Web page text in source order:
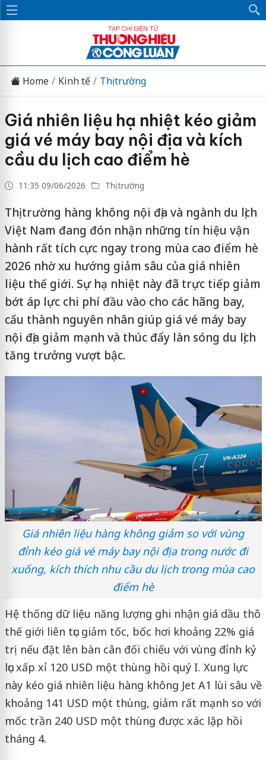
Home Kinh tế Thị trường
Giá nhiên liệu hạ nhiệt kéo giảm
giá vé máy bay nội địa và kích
cầu du lịch cao điểm hè
11:35 09/06/2026 Thị trường
Thị trường hàng không nội địa và ngành du lịch
Việt Nam đang đón nhận những tín hiệu vận
hành rất tích cực ngay trong mùa cao điểm hè
2026 nhờ xu hướng giảm sâu của giá nhiên
liệu thế giới. Sự hạ nhiệt này đã trực tiếp giảm
bớt áp lực chi phí đầu vào cho các hãng bay,
cấu thành nguyên nhân giúp giá vé máy bay
nội địa giảm mạnh và thúc đẩy làn sóng du lịch
tăng trưởng vượt bậc.
Giá nhiên liệu hàng không giảm so với vùng
đỉnh kéo giá vé máy bay nội địa trong nước đi
xuống, kích thích nhu cầu du lịch trong mùa cao
điểm hè
Hệ thống dữ liệu năng lượng ghi nhận giá dầu thô
thế giới liên tục giảm tốc, bốc hơi khoảng 22% giá
trị nếu đặt lên bàn cân đối chiếu với vùng đỉnh kỷ
lục xấp xỉ 120 USD một thùng hồi quý I. Xung lực
này kéo giá nhiên liệu hàng không Jet A1 lùi sâu về
khoảng 141 USD một thùng, giảm rất mạnh so với
mốc trần 240 USD một thùng được xác lập hồi
tháng 4.